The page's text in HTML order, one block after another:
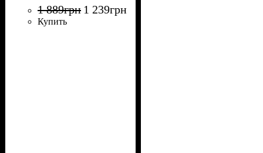
1 889грн 1 239грн
Купить